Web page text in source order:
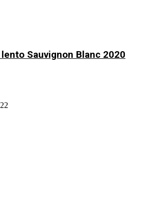
lento Sauvignon Blanc 2020